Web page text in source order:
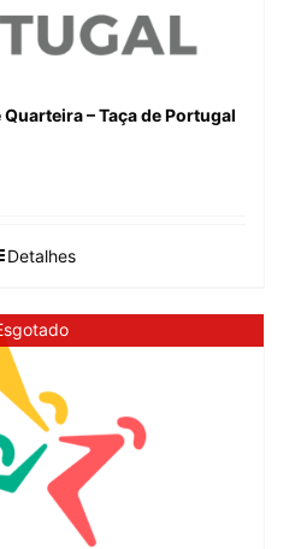
– Taça de Portugal
Detalhes